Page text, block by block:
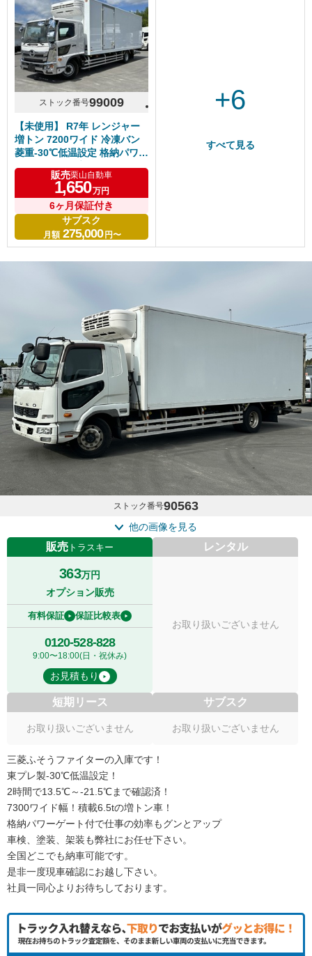
ストック番号99009
【未使用】 R7年 レンジャー
増トン 7200ワイド 冷凍バン
菱重-30℃低温設定 格納パワー
ゲート サイド扉付 リアエアサ
ス 積載6.7t
販売栗山自動車
1,650万円
6ヶ月保証付き
サブスク
月額 275,000 円〜
+6
すべて見る
ストック番号90563
他の画像を見る
販売 トラスキー
363万円
オプション販売
有料保証 保証比較表
0120-528-828
9:00〜18:00(日・祝休み)
お見積もり
レンタル
お取り扱いございません
短期リース
お取り扱いございません
サブスク
お取り扱いございません
三菱ふそうファイターの入庫です！
東プレ製-30℃低温設定！
2時間で13.5℃～-21.5℃まで確認済！
7300ワイド幅！積載6.5tの増トン車！
格納パワーゲート付で仕事の効率もグンとアップ
車検、塗装、架装も弊社にお任せ下さい。
全国どこでも納車可能です。
是非一度現車確認にお越し下さい。
社員一同心よりお待ちしております。